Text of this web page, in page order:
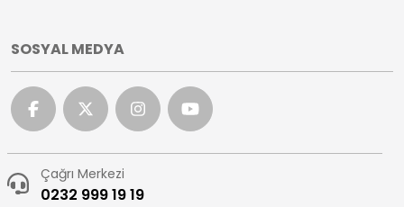
SOSYAL MEDYA
Çağrı Merkezi
0232 999 19 19